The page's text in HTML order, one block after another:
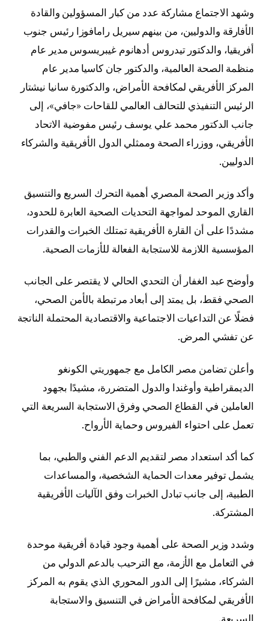
وشهد الاجتماع مشاركة عدد من كبار المسؤولين والقادة
الأفارقة والدوليين، من بينهم سيريل رامافوزا رئيس جنوب
أفريقيا، والدكتور تيدروس أدهانوم غيبريسوس مدير عام
منظمة الصحة العالمية، والدكتور جان كاسيا مدير عام
المركز الأفريقي لمكافحة الأمراض، والدكتورة سانيا نيشتار
الرئيس التنفيذي للتحالف العالمي للقاحات «جافي»، إلى
جانب الدكتور محمد علي يوسف رئيس مفوضية الاتحاد
الأفريقي، ووزراء الصحة وممثلي الدول الأفريقية والشركاء
الدوليين.
وأكد وزير الصحة المصري أهمية التحرك السريع والتنسيق
القاري الموحد لمواجهة التحديات الصحية العابرة للحدود،
مشددًا على أن القارة الأفريقية تمتلك الخبرات والقدرات
المؤسسية اللازمة للاستجابة الفعالة للأزمات الصحية.
وأوضح عبد الغفار أن التحدي الحالي لا يقتصر على الجانب
الصحي فقط، بل يمتد إلى أبعاد مرتبطة بالأمن الصحي،
فضلًا عن التداعيات الاجتماعية والاقتصادية المحتملة الناتجة
عن تفشي المرض.
وأعلن تضامن مصر الكامل مع جمهوريتي الكونغو
الديمقراطية وأوغندا والدول المتضررة، مشيدًا بجهود
العاملين في القطاع الصحي وفرق الاستجابة السريعة التي
تعمل على احتواء الفيروس وحماية الأرواح.
كما أكد استعداد مصر لتقديم الدعم الفني والطبي، بما
يشمل توفير معدات الحماية الشخصية، والمساعدات
الطبية، إلى جانب تبادل الخبرات وفق الآليات الأفريقية
المشتركة.
وشدد وزير الصحة على أهمية وجود قيادة أفريقية موحدة
في التعامل مع الأزمة، مع الترحيب بالدعم الدولي من
الشركاء، مشيرًا إلى الدور المحوري الذي يقوم به المركز
الأفريقي لمكافحة الأمراض في التنسيق والاستجابة
السريعة.